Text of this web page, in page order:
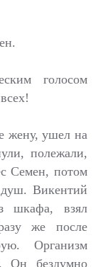
голосом
жену, ушел на
полежали,
Семен, потом
душ. Викентий
шкафа, взял
же после
Организм
Он бездумно